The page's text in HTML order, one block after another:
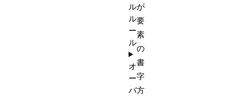
が
要
素
の
書
字
方
ル
ル
ー
ル
オ
ー
バ